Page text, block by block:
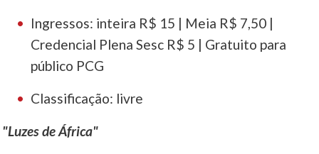
Ingressos: inteira R$ 15 | Meia R$ 7,50 |
Credencial Plena Sesc R$ 5 | Gratuito para
público PCG
Classificação: livre
"Luzes de África"